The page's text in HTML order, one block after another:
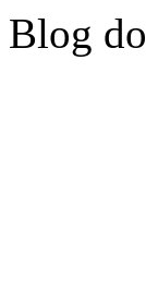
Blog